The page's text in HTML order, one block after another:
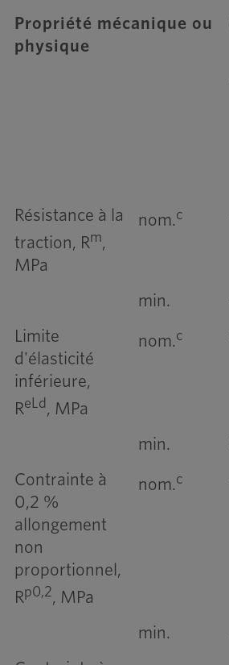
Propriété mécanique ou
physique
Résistance à la
traction, Rm,
MPa
nom.c
min.
Limite
d'élasticité
inférieure,
ReLd , MPa
nom.c
min.
Contrainte à
0,2 %
allongement
non
proportionnel,
Rp0,2, MPa
nom.c
min.